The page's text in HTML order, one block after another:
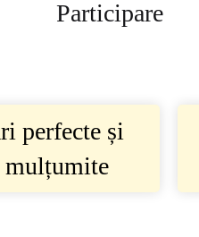
Participare
perfecte și
mulțumite